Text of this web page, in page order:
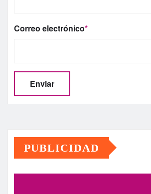
Correo electrónico*
PUBLICIDAD